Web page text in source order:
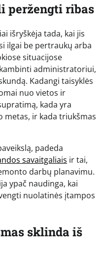
peržengti ribas
išryškėja tada, kai jis
ilgai be pertraukų arba
situacijose
administratoriui,
Kadangi taisyklės
nuo vietos ir
kada yra
metas, ir kada triukšmas
padeda
savaitgaliais ir tai,
darbų planavimu.
ypač naudinga, kai
nuolatinės įtampos
sklinda iš